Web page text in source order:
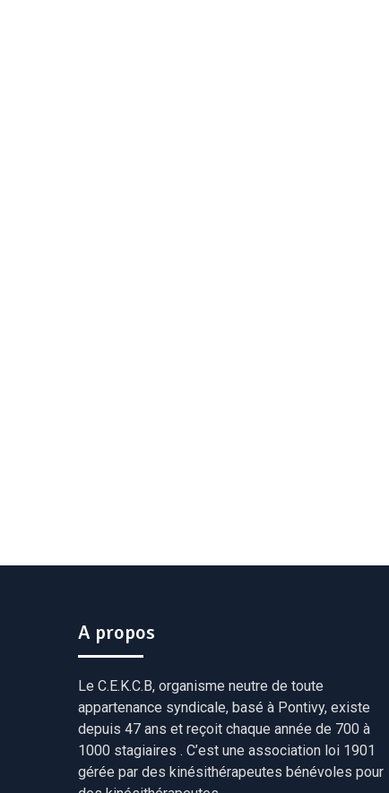
A propos
Le C.E.K.C.B, organisme neutre de toute
appartenance syndicale, basé à Pontivy, existe
depuis 47 ans et reçoit chaque année de 700 à
1000 stagiaires . C’est une association loi 1901
gérée par des kinésithérapeutes bénévoles pour